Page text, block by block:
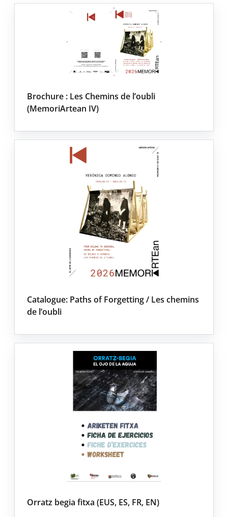
Brochure : Les Chemins de l’oubli
(MemoriArtean IV)
Catalogue: Paths of Forgetting / Les chemins
de l’oubli
Orratz begia fitxa (EUS, ES, FR, EN)